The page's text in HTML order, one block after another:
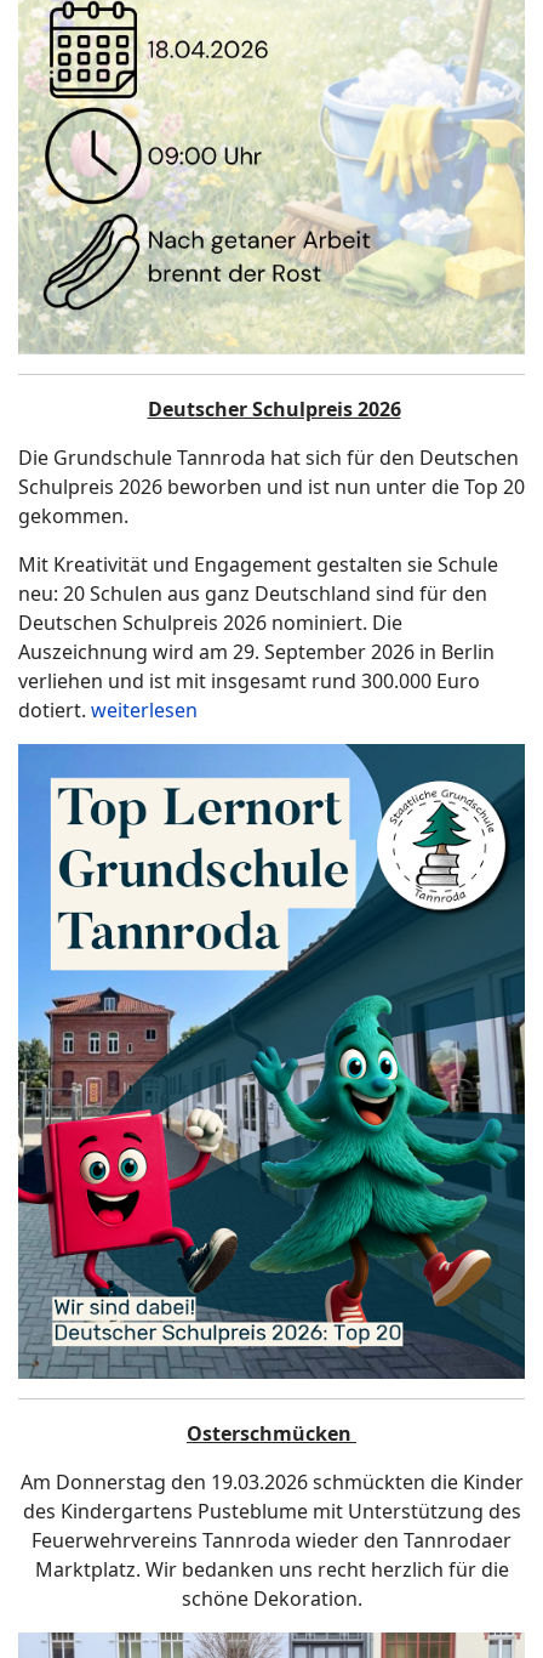
Deutscher Schulpreis 2026
Die Grundschule Tannroda hat sich für den Deutschen
Schulpreis 2026 beworben und ist nun unter die Top 20
gekommen.
Mit Kreativität und Engagement gestalten sie Schule
neu: 20 Schulen aus ganz Deutschland sind für den
Deutschen Schulpreis 2026 nominiert. Die
Auszeichnung wird am 29. September 2026 in Berlin
verliehen und ist mit insgesamt rund 300.000 Euro
dotiert. weiterlesen
Osterschmücken
Am Donnerstag den 19.03.2026 schmückten die Kinder
des Kindergartens Pusteblume mit Unterstützung des
Feuerwehrvereins Tannroda wieder den Tannrodaer
Marktplatz. Wir bedanken uns recht herzlich für die
schöne Dekoration.